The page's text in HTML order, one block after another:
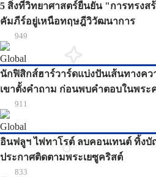
5 สิ่งที่วิทยาศาสตร์ยืนยัน "การทรงส
คัมภีร์อยู่เหนือทฤษฎีวิวัฒนาการ
949
Global
นักฟิสิกส์ฮาร์วาร์ดแบ่งปันเส้นทางคว
เขาตั้งคำถาม ก่อนพบคำตอบในพระ
911
Global
อินฟลูฯ ไพ่ทาโรต์ ลบคอนเทนต์ ทิ้ง
ประกาศติดตามพระเยซูคริสต์
833